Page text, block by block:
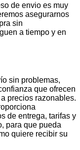
de envio es muy
asegurarnos
sin
a tiempo y en
sin problemas,
que ofrecen
precios razonables.
de entrega, tarifas y
para que pueda
quiere recibir su